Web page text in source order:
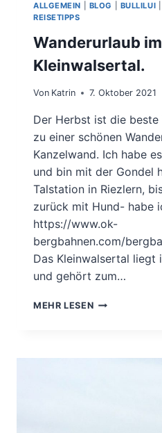
ALLGEMEIN BLOG BULLILUI
REISETIPPS
Wanderurlaub
Kleinwalsertal.
Von Katrin 7. Oktober 2021
Der Herbst ist die beste
zu einer schönen
Kanzelwand. Ich habe
und bin mit der Gondel
Talstation in Riezlern,
zurück mit Hund- habe
https://www.ok-
bergbahnen.com/
Das Kleinwalsertal liegt
und gehört zum…
MEHR LESEN